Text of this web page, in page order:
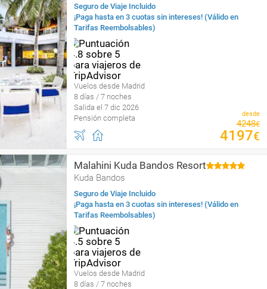
Seguro de Viaje Incluido
¡Paga hasta en 3 cuotas sin intereses! (Válido en
Tarifas Reembolsables)
Vuelos desde Madrid
8 días / 7 noches
Salida el 7 dic 2026
Pensión completa
desde
4248€
4197€
Malahini Kuda Bandos Resort
Kuda Bandos
Seguro de Viaje Incluido
¡Paga hasta en 3 cuotas sin intereses! (Válido en
Tarifas Reembolsables)
Vuelos desde Madrid
8 días / 7 noches